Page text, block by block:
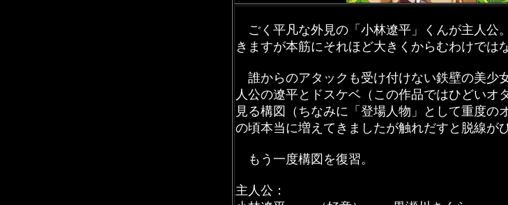
ごく平凡な外見の「小林遼平」くんが主人公
きますが本筋にそれほど大きくからむわけでは
誰からのアタックも受け付けない鉄壁の美少
人公の遼平とドスケベ（この作品ではひどいオ
見る構図（ちなみに「登場人物」として重度の
の頃本当に増えてきましたが触れだすと脱線が
もう一度構図を復習。
主人公：